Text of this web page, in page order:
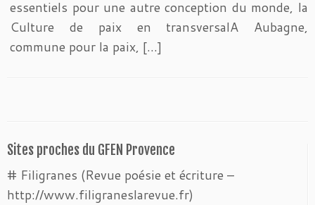
essentiels pour une autre conception du monde, la
Culture de paix en transversalA Aubagne,
commune pour la paix, […]
Sites proches du GFEN Provence
# Filigranes (Revue poésie et écriture –
http://www.filigraneslarevue.fr)